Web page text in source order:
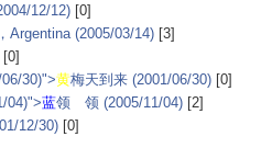
12/12)[0]
Argentina (2005/03/14)[3]
30)">黄梅天到来 (2001/06/30)[0]
04)">蓝领白 领 (2005/11/04)[2]
12/30)[0]